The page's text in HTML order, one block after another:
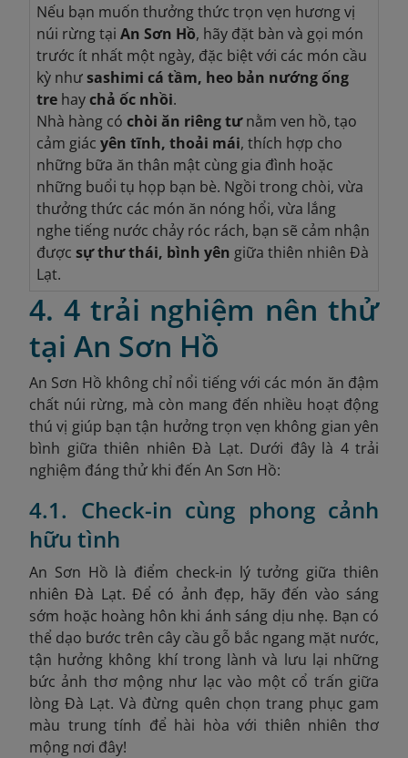
Nếu bạn muốn thưởng thức trọn vẹn hương vị
núi rừng tại An Sơn Hồ, hãy đặt bàn và gọi món
trước ít nhất một ngày, đặc biệt với các món cầu
kỳ nhưsashimi cá tầm, heo bản nướng ống
trehaychả ốc nhồi.
Nhà hàng có chòi ăn riêng tưnằm ven hồ, tạo
cảm giác yên tĩnh, thoải mái, thích hợp cho
những bữa ăn thân mật cùng gia đình hoặc
những buổi tụ họp bạn bè. Ngồi trong chòi, vừa
thưởng thức các món ăn nóng hổi, vừa lắng
nghe tiếng nước chảy róc rách, bạn sẽ cảm nhận
được sự thư thái, bình yên giữa thiên nhiên Đà
Lạt.
4. 4 trải nghiệm nên thử
tại An Sơn Hồ
An Sơn Hồ không chỉ nổi tiếng với các món ăn đậm
chất núi rừng, mà còn mang đến nhiều hoạt động
thú vị giúp bạn tận hưởng trọn vẹn không gian yên
bình giữa thiên nhiên Đà Lạt. Dưới đây là 4 trải
nghiệm đáng thử khi đến An Sơn Hồ:
4.1. Check-in cùng phong cảnh
hữu tình
An Sơn Hồ là điểm check-in lý tưởng giữa thiên
nhiên Đà Lạt. Để có ảnh đẹp, hãy đến vào sáng
sớm hoặc hoàng hôn khi ánh sáng dịu nhẹ. Bạn có
thể dạo bước trên cây cầu gỗ bắc ngang mặt nước,
tận hưởng không khí trong lành và lưu lại những
bức ảnh thơ mộng như lạc vào một cổ trấn giữa
lòng Đà Lạt. Và đừng quên chọn trang phục gam
màu trung tính để hài hòa với thiên nhiên thơ
mộng nơi đây!